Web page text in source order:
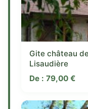
Gite château
Lisaudière
De : 79,00 €